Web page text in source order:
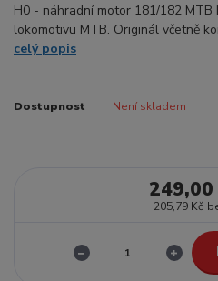
H0 - náhradní motor 181/182
lokomotivu MTB. Originál včetně
celý popis
Dostupnost Není skladem
249,00
205,79 Kč